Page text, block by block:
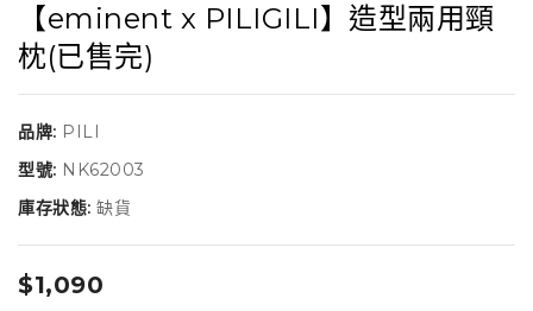
【eminent x PILIGILI】造型兩用頸
枕(已售完)
品牌: PILI
型號: NK62003
庫存狀態: 缺貨
$1,090